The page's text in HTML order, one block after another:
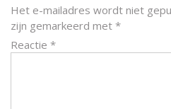
Het e-mailadres wordt niet
zijn gemarkeerd met *
Reactie *